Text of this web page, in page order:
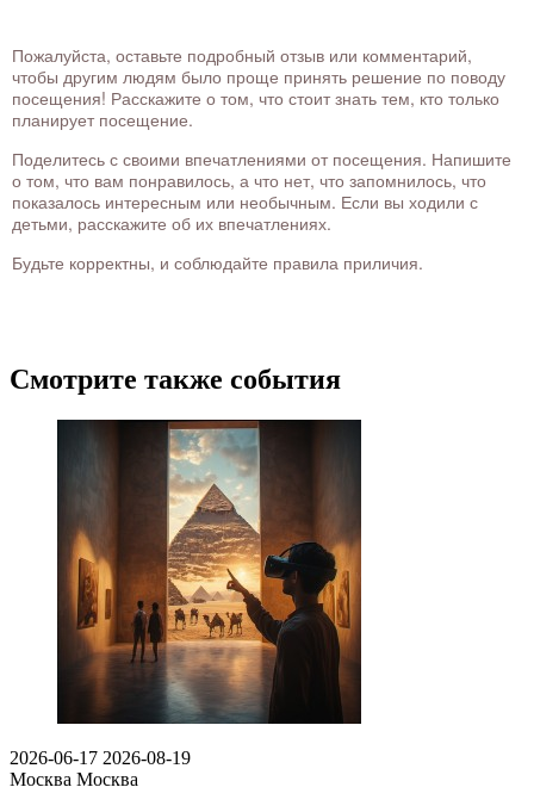
Пожалуйста, оставьте подробный отзыв или комментарий,
чтобы другим людям было проще принять решение по поводу
посещения! Расскажите о том, что стоит знать тем, кто только
планирует посещение.
Поделитесь с своими впечатлениями от посещения. Напишите
о том, что вам понравилось, а что нет, что запомнилось, что
показалось интересным или необычным. Если вы ходили с
детьми, расскажите об их впечатлениях.
Будьте корректны, и соблюдайте правила приличия.
Смотрите также события
2026-06-17 2026-08-19
Москва Москва